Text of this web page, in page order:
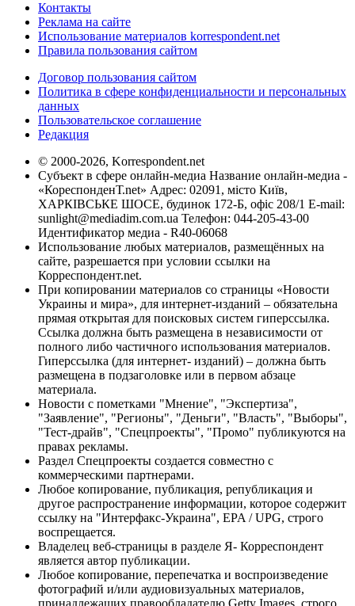
Контакты
Реклама на сайте
Использование материалов korrespondent.net
Правила пользования сайтом
Договор пользования сайтом
Политика в сфере конфиденциальности и персональных
данных
Пользовательское соглашение
Редакция
© 2000-2026, Korrespondent.net
Субъект в сфере онлайн-медиа Название онлайн-медиа -
«КореспонденТ.net» Адрес: 02091, місто Київ,
ХАРКІВСЬКЕ ШОСЕ, будинок 172-Б, офіс 208/1 E-mail:
sunlight@mediadim.com.ua Телефон: 044-205-43-00
Идентификатор медиа - R40-06068
Использование любых материалов, размещённых на
сайте, разрешается при условии ссылки на
Корреспондент.net.
При копировании материалов со страницы «Новости
Украины и мира», для интернет-изданий – обязательна
прямая открытая для поисковых систем гиперссылка.
Ссылка должна быть размещена в независимости от
полного либо частичного использования материалов.
Гиперссылка (для интернет- изданий) – должна быть
размещена в подзаголовке или в первом абзаце
материала.
Новости с пометками "Мнение", "Экспертиза",
"Заявление", "Регионы", "Деньги", "Власть", "Выборы",
"Тест-драйв", "Спецпроекты", "Промо" публикуются на
правах рекламы.
Раздел Спецпроекты создается совместно с
коммерческими партнерами.
Любое копирование, публикация, републикация и
другое распространение информации, которое содержит
ссылку на "Интерфакс-Украина", EPA / UPG, строго
воспрещается.
Владелец веб-страницы в разделе Я- Корреспондент
является автор публикации.
Любое копирование, перепечатка и воспроизведение
фотографий и/или аудиовизуальных материалов,